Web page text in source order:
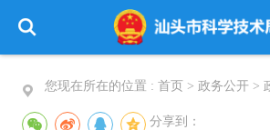
您现在所在的位置 : 首页 > 政务公开 >
分享到：